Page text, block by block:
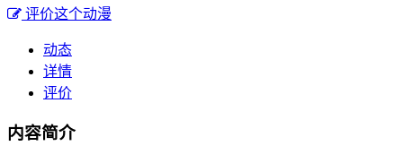
评价这个动漫
动态
详情
评价
内容简介